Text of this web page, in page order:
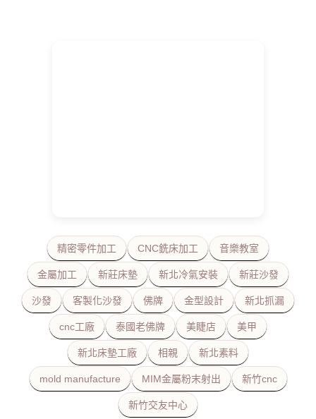
精密零件加工 CNC銑床加工 音樂教室
金屬加工 新莊床墊 新北冷氣安裝 新莊沙發
沙發 客製化沙發 佛牌 金型設計 新北抓漏
cnc工廠 泰國老佛牌 美睫店 美甲
新北床墊工廠 相親 新北素料
mold manufacture MIM金屬粉末射出 新竹cnc
新竹交友中心